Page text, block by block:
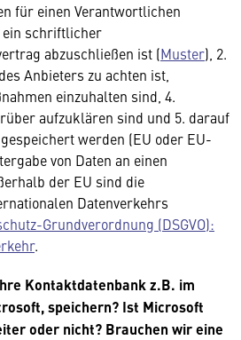
für einen Verantwortlichen
ein schriftlicher
abzuschließen ist (Muster), 2.
Anbieters zu achten ist,
einzuhalten sind, 4.
aufzuklären sind und 5. darauf
werden (EU oder EU-
von Daten an einen
der EU sind die
Datenverkehrs
Grundverordnung (DSGVO):
.
Kontaktdatenbank z.B. im
speichern? Ist Microsoft
oder nicht? Brauchen wir eine